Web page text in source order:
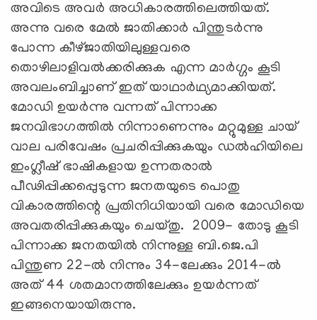
അവിടെ അവര്‍ അധികാരത്തിലെത്തിയത്.
അന്നു വരെ മേല്‍ ജാതിക്കാര്‍ പിന്തുടര്‍ന്നു
പോന്ന കീഴ്ജാതിയിലുള്ളവരെ
തൊഴിലാളിവല്‍ക്കരിക്കുക എന്ന മാര്‍ഗ്ഗം കൂടി
അവലംബിച്ചാണ് ഇത് യാഥാര്‍ഥ്യമാക്കിയത്.
മോഡി ഉയര്‍ന്നു വന്നത് പിന്നാക്ക
ജനവിഭാഗത്തില്‍ നിന്നാണെന്നും മറ്റുമുള്ള ചായ്
വാല പരിവേഷം പ്രചരിപ്പിക്കുകയും ഡല്‍ഹിയിലെ
ഇംഗ്ലീഷ് ഭാഷികളായ ഉന്നതരാല്‍
പീഢിപ്പിക്കപ്പെുടുന്ന ജനതയുടെ പൊതു
വികാരത്തിന്റെ പ്രതിനിധിയായി വരെ മോഡിയെ
അവതരിപ്പിക്കുകയും ചെയ്തു. 2009- തോടു കൂടി
പിന്നാക്ക ജനതയില്‍ നിന്നുള്ള ബി.ജെ.പി
പിന്തുണ 22-ല്‍ നിന്നും 34-ലേക്കും 2014-ല്‍
അത് 44 ശതമാനത്തിലേക്കും ഉയര്‍ന്നത്
ഇങ്ങനെയായിരുന്നു.